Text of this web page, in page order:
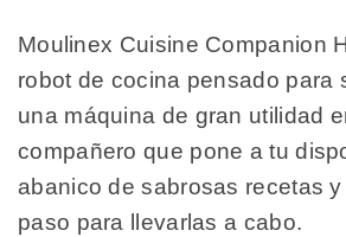
Moulinex Cuisine Companion
robot de cocina pensado para
una máquina de gran utilidad
compañero que pone a tu
abanico de sabrosas recetas
paso para llevarlas a cabo.